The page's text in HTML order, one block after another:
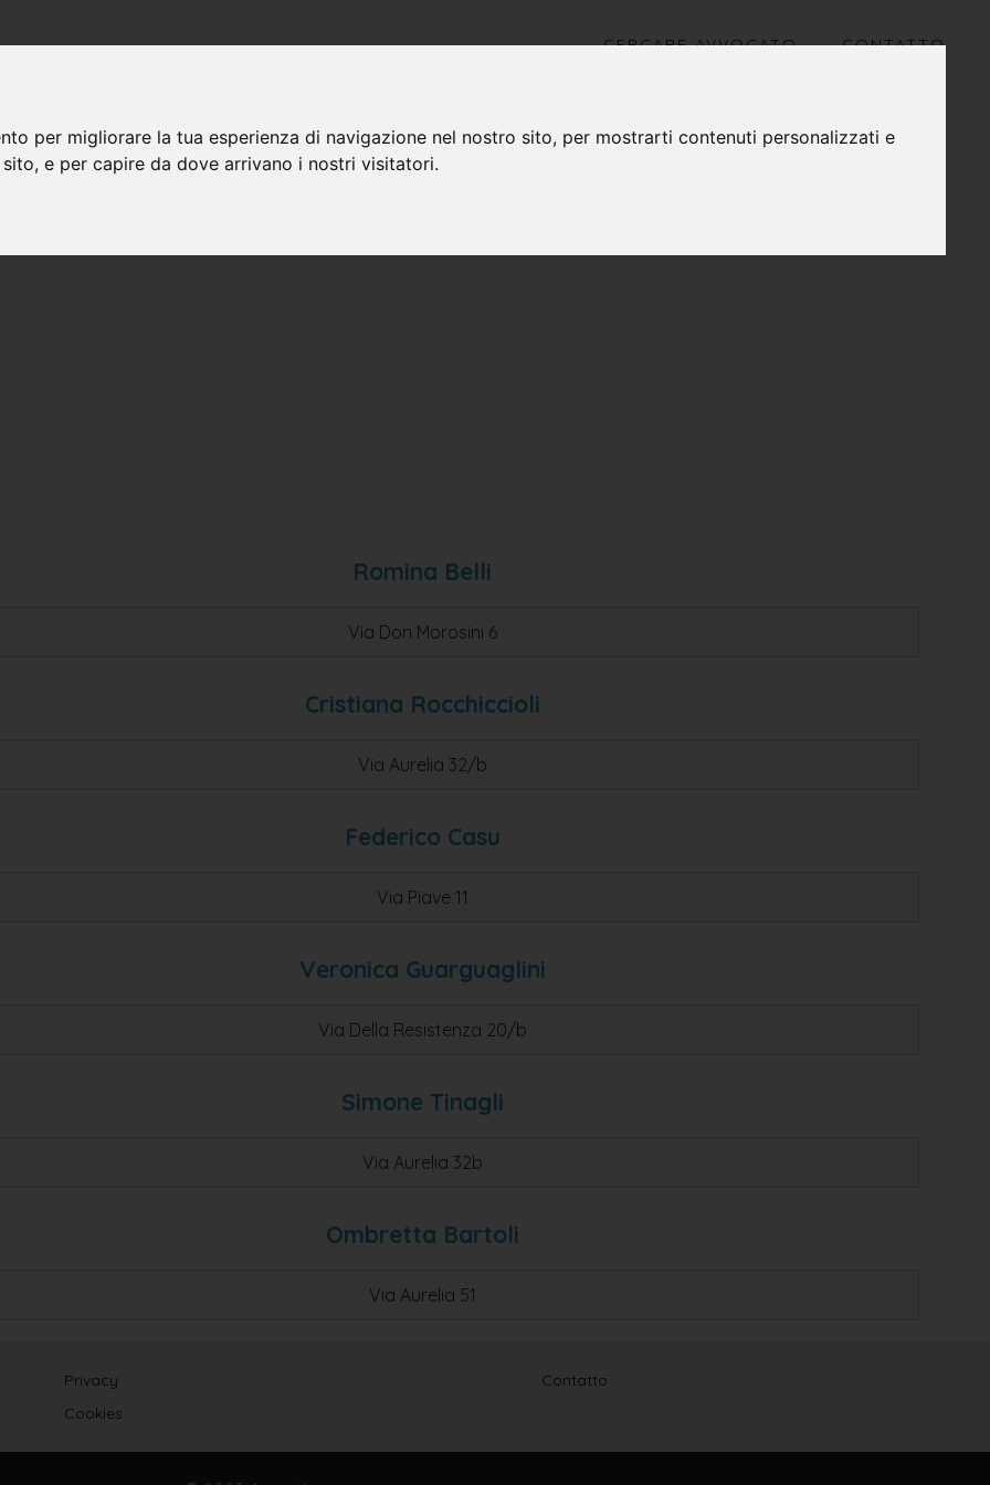
per migliorare la tua esperienza di navigazione nel nostro sito, per mostrarti contenuti personalizzati e
e per capire da dove arrivano i nostri visitatori.
CERCARE AVVOCATO CONTATTO
Avvocati a donoratico
Romina Belli
Via Don Morosini 6
Cristiana Rocchiccioli
Via Aurelia 32/b
Federico Casu
Via Piave 11
Veronica Guarguaglini
Via Della Resistenza 20/b
Simone Tinagli
Via Aurelia 32b
Ombretta Bartoli
Via Aurelia 51
Privacy
Cookies
Contatto